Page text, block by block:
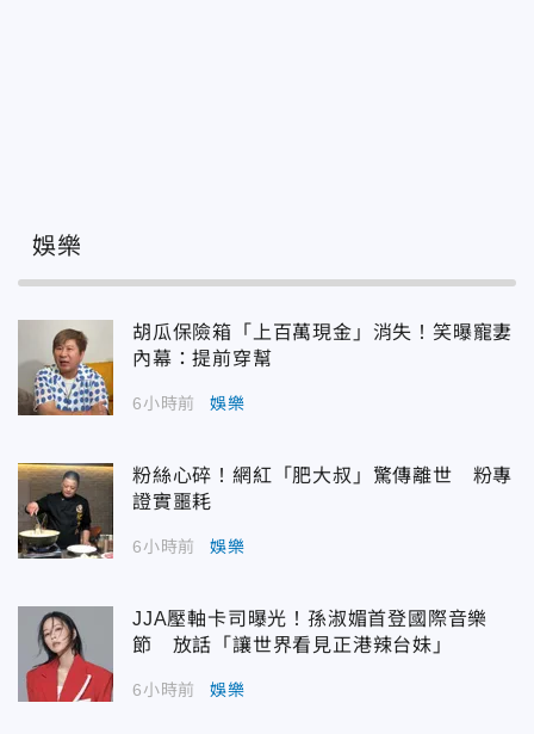
娛樂
胡瓜保險箱「上百萬現金」消失！笑曝寵妻
內幕：提前穿幫
6小時前 娛樂
粉絲心碎！網紅「肥大叔」驚傳離世 粉專
證實噩耗
6小時前 娛樂
JJA壓軸卡司曝光！孫淑媚首登國際音樂
節 放話「讓世界看見正港辣台妹」
6小時前 娛樂